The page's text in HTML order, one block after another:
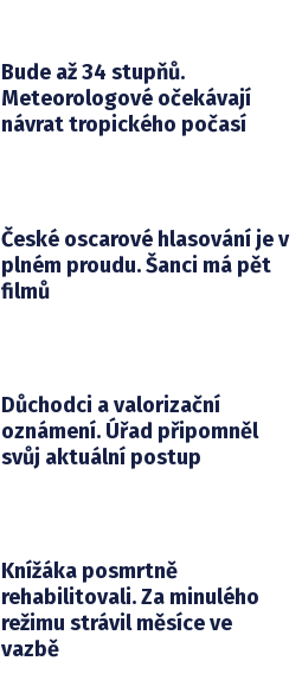
Bude až 34 stupňů.
Meteorologové očekávají
návrat tropického počasí
České oscarové hlasování je v
plném proudu. Šanci má pět
filmů
Důchodci a valorizační
oznámení. Úřad připomněl
svůj aktuální postup
Knížáka posmrtně
rehabilitovali. Za minulého
režimu strávil měsíce ve
vazbě